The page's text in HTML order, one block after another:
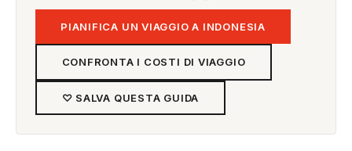
PIANIFICA UN VIAGGIO A INDONESIA
CONFRONTA I COSTI DI VIAGGIO
♡ SALVA QUESTA GUIDA